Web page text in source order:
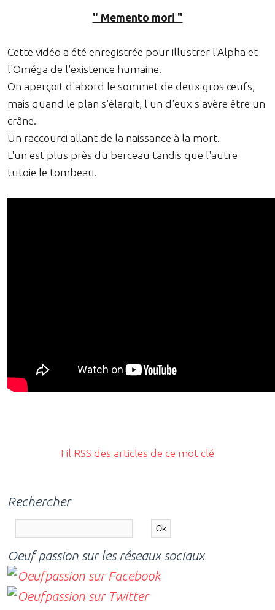
" Memento mori "
Cette vidéo a été enregistrée pour illustrer l'Alpha et
l'Oméga de l'existence humaine.
On aperçoit d'abord le sommet de deux gros œufs,
mais quand le plan s'élargit, l'un d'eux s'avère être un
crâne.
Un raccourci allant de la naissance à la mort.
L'un est plus près du berceau tandis que l'autre
tutoie le tombeau.
Fil RSS des articles de ce mot clé
Rechercher
Oeuf passion sur les réseaux sociaux